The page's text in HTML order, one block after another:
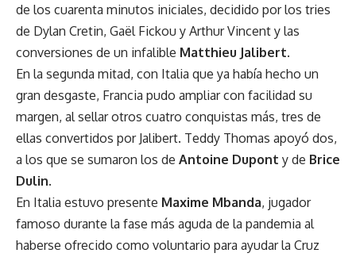
de los cuarenta minutos iniciales, decidido por los tries
de Dylan Cretin, Gaël Fickou y Arthur Vincent y las
conversiones de un infalible Matthieu Jalibert.
En la segunda mitad, con Italia que ya había hecho un
gran desgaste, Francia pudo ampliar con facilidad su
margen, al sellar otros cuatro conquistas más, tres de
ellas convertidos por Jalibert. Teddy Thomas apoyó dos,
a los que se sumaron los de Antoine Dupont y de Brice
Dulin.
En Italia estuvo presente Maxime Mbanda, jugador
famoso durante la fase más aguda de la pandemia al
haberse ofrecido como voluntario para ayudar la Cruz